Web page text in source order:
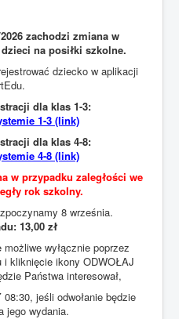
zachodzi zmiana w
na posiłki szkolne.
dziecko w aplikacji
dla klas 1-3:
1-3 (link)
dla klas 4-8:
4-8 (link)
w przypadku zaległości we
rok szkolny.
8 września.
13,00 zł
możliwe wyłącznie poprzez
kliknięcie ikony ODWOŁAJ
Państwa interesował,
jeśli odwołanie będzie
jego wydania.